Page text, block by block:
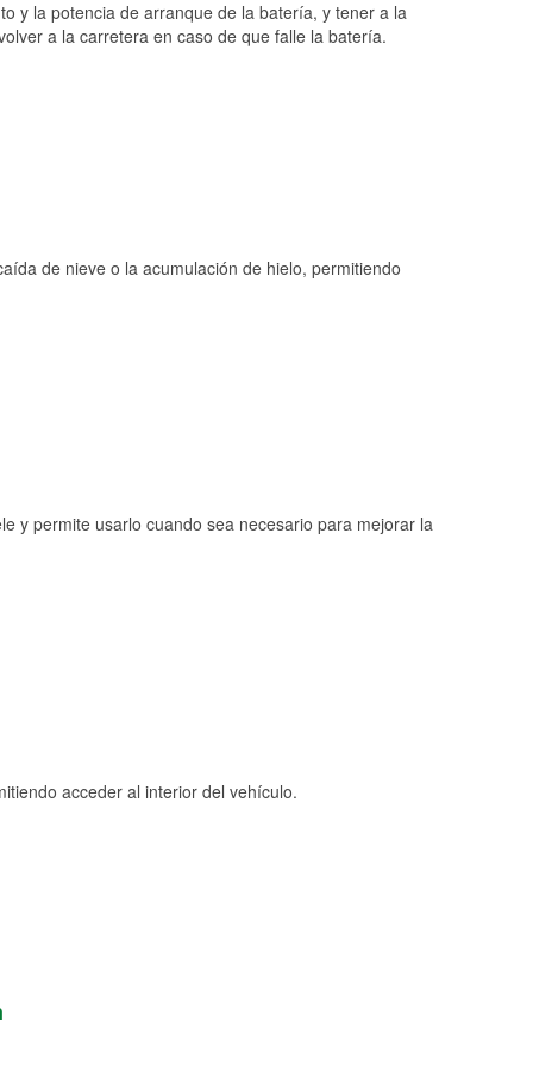
y la potencia de arranque de la batería, y tener a la
a la carretera en caso de que falle la batería.
de nieve o la acumulación de hielo, permitiendo
y permite usarlo cuando sea necesario para mejorar la
acceder al interior del vehículo.